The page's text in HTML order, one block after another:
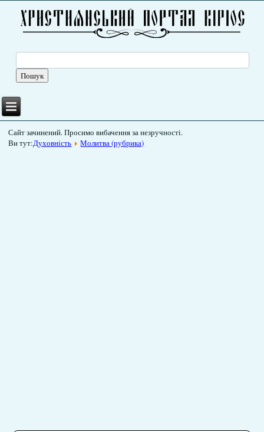
Сайт зачинений. Просимо вибачення за незручності.
Ви тут:Духовність Молитва (рубрика)